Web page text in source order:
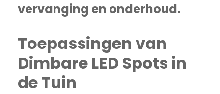
vervanging en onderhoud.
Toepassingen van
Dimbare LED Spots in
de Tuin